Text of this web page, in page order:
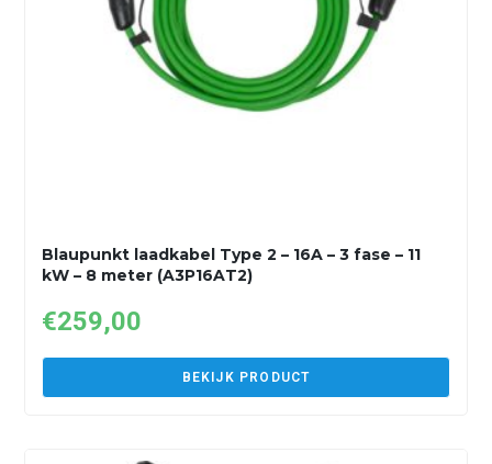
Blaupunkt laadkabel Type 2 – 16A – 3 fase – 11
kW – 8 meter (A3P16AT2)
€259,00
BEKIJK PRODUCT